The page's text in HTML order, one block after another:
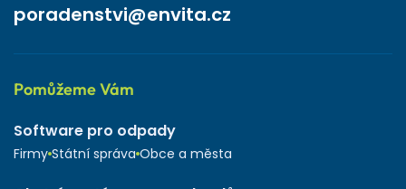
poradenstvi@envita.cz
Pomůžeme Vám
Software pro odpady
Firmy Státní správa Obce a města